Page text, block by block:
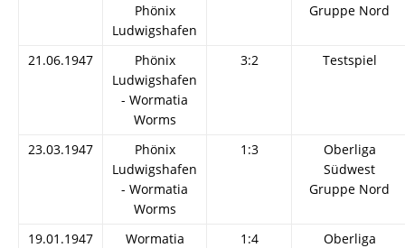
Phönix
Ludwigshafen
Gruppe Nord
21.06.1947
Phönix
Ludwigshafen
- Wormatia
Worms
3:2 Testspiel
23.03.1947
Phönix
Ludwigshafen
- Wormatia
Worms
1:3
Oberliga
Südwest
Gruppe Nord
19.01.1947
Wormatia
1:4
Oberliga